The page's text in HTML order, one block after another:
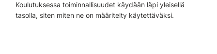
Koulutuksessa toiminnallisuudet käydään läpi yleisellä
tasolla, siten miten ne on määritelty käytettäväksi.